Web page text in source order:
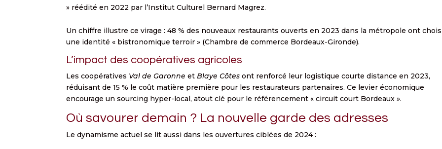
» réédité en 2022 par l’Institut Culturel Bernard Magrez.
Un chiffre illustre ce virage : 48 % des nouveaux restaurants ouverts en 2023 dans la métropole ont
une identité « bistronomique terroir » (Chambre de commerce Bordeaux-Gironde).
L’impact des coopératives agricoles
Les coopératives Val de Garonne etBlaye Côtes ont renforcé leur logistique courte distance en 2023,
réduisant de 15 % le coût matière première pour les restaurateurs partenaires. Ce levier économique
encourage un sourcing hyper-local, atout clé pour le référencement « circuit court Bordeaux ».
Où savourer demain ? La nouvelle garde des adresses
Le dynamisme actuel se lit aussi dans les ouvertures ciblées de 2024 :